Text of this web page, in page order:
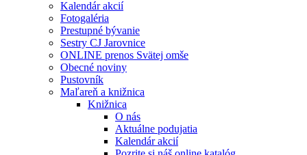
Kalendár akcií
Fotogaléria
Prestupné bývanie
Sestry CJ Jarovnice
ONLINE prenos Svätej omše
Obecné noviny
Pustovník
Maľareň a knižnica
Knižnica
O nás
Aktuálne podujatia
Kalendár akcií